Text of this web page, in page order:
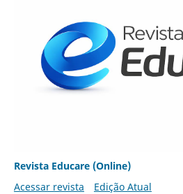
Revista Educare (Online)
Acessar revista
Edição Atual